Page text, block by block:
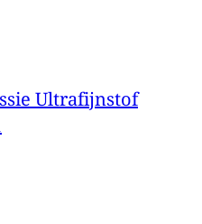
Ultrafijnstof